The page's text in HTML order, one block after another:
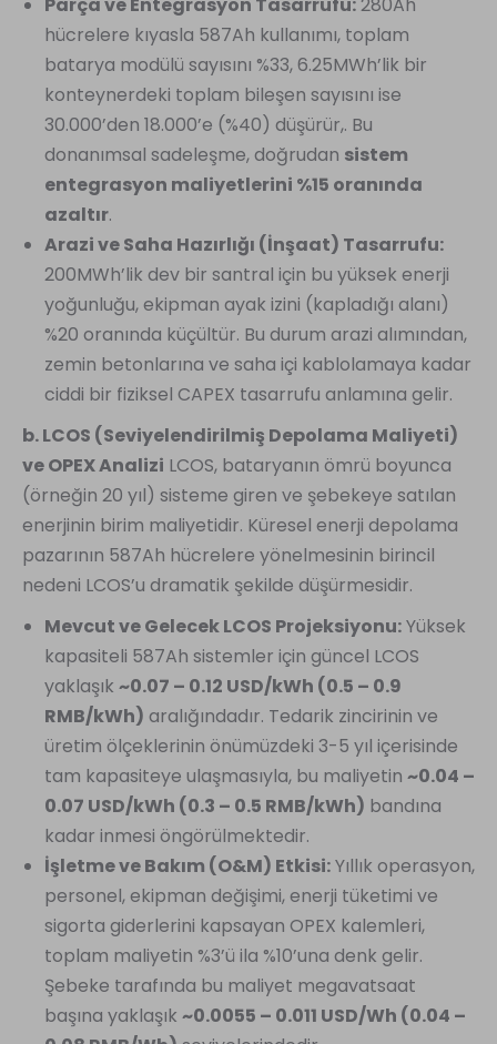
hücrelere kıyasla 587Ah kullanımı, toplam
batarya modülü sayısını %33, 6.25MWh’lik bir
konteynerdeki toplam bileşen sayısını ise
30.000’den 18.000’e (%40) düşürür,. Bu
donanımsal sadeleşme, doğrudan sistem
entegrasyon maliyetlerini %15 oranında
azaltır.
Arazi ve Saha Hazırlığı (İnşaat) Tasarrufu:
200MWh’lik dev bir santral için bu yüksek enerji
yoğunluğu, ekipman ayak izini (kapladığı alanı)
%20 oranında küçültür. Bu durum arazi alımından,
zemin betonlarına ve saha içi kablolamaya kadar
ciddi bir fiziksel CAPEX tasarrufu anlamına gelir.
b. LCOS (Seviyelendirilmiş Depolama Maliyeti)
ve OPEX Analizi LCOS, bataryanın ömrü boyunca
(örneğin 20 yıl) sisteme giren ve şebekeye satılan
enerjinin birim maliyetidir. Küresel enerji depolama
pazarının 587Ah hücrelere yönelmesinin birincil
nedeni LCOS’u dramatik şekilde düşürmesidir.
Mevcut ve Gelecek LCOS Projeksiyonu:Yüksek
kapasiteli 587Ah sistemler için güncel LCOS
yaklaşık ~0.07 – 0.12 USD/kWh (0.5 – 0.9
RMB/kWh) aralığındadır. Tedarik zincirinin ve
üretim ölçeklerinin önümüzdeki 3-5 yıl içerisinde
tam kapasiteye ulaşmasıyla, bu maliyetin ~0.04 –
0.07 USD/kWh (0.3 – 0.5 RMB/kWh) bandına
kadar inmesi öngörülmektedir.
İşletme ve Bakım (O&M) Etkisi:Yıllık operasyon,
personel, ekipman değişimi, enerji tüketimi ve
sigorta giderlerini kapsayan OPEX kalemleri,
toplam maliyetin %3’ü ila %10’una denk gelir.
Şebeke tarafında bu maliyet megavatsaat
başına yaklaşık ~0.0055 – 0.011 USD/Wh (0.04 –